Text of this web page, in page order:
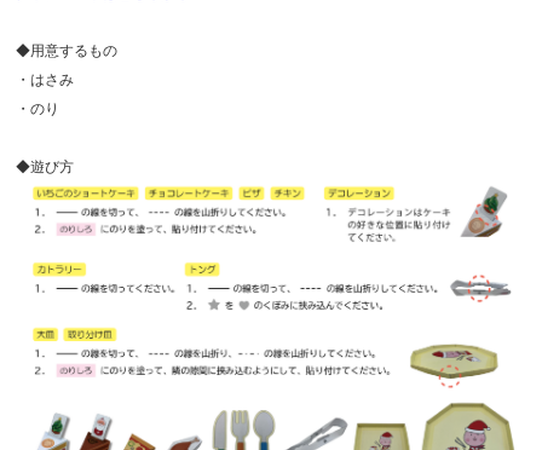
◆用意するもの
・はさみ
・のり
◆遊び方